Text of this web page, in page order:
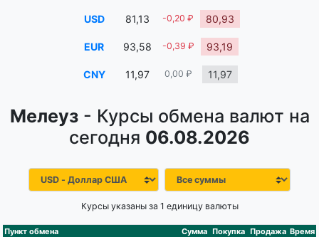
Мелеуз- Курсы обмена валют на
сегодня 06.08.2026
Курсы указаны за 1 единицу валюты
Пункт обмена Сумма Покупка Продажа Время
USD 81,13 -0,20 ₽ 80,93
EUR 93,58 -0,39 ₽ 93,19
CNY 11,97 0,00 ₽ 11,97